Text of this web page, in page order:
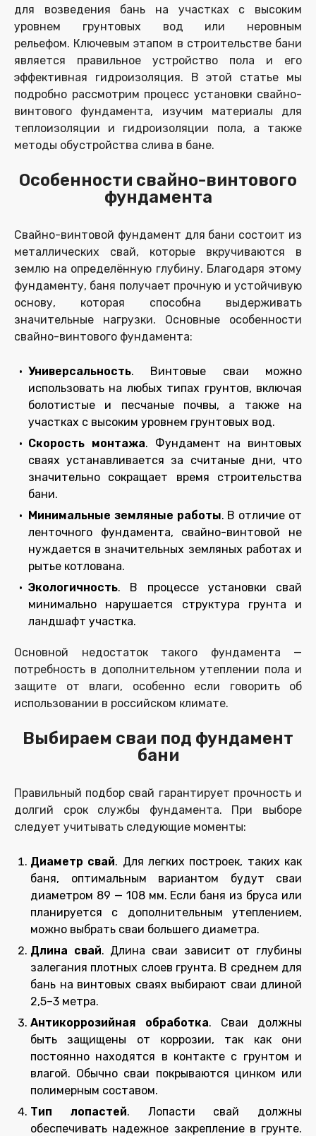
для возведения бань на участках с высоким
уровнем грунтовых вод или неровным
рельефом. Ключевым этапом в строительстве бани
является правильное устройство пола и его
эффективная гидроизоляция. В этой статье мы
подробно рассмотрим процесс установки свайно-
винтового фундамента, изучим материалы для
теплоизоляции и гидроизоляции пола, а также
методы обустройства слива в бане.
Особенности свайно-винтового
фундамента
Свайно-винтовой фундамент для бани состоит из
металлических свай, которые вкручиваются в
землю на определённую глубину. Благодаря этому
фундаменту, баня получает прочную и устойчивую
основу, которая способна выдерживать
значительные нагрузки. Основные особенности
свайно-винтового фундамента:
Универсальность. Винтовые сваи можно
использовать на любых типах грунтов, включая
болотистые и песчаные почвы, а также на
участках с высоким уровнем грунтовых вод.
Скорость монтажа. Фундамент на винтовых
сваях устанавливается за считаные дни, что
значительно сокращает время строительства
бани.
Минимальные земляные работы. В отличие от
ленточного фундамента, свайно-винтовой не
нуждается в значительных земляных работах и
рытье котлована.
Экологичность. В процессе установки свай
минимально нарушается структура грунта и
ландшафт участка.
Основной недостаток такого фундамента —
потребность в дополнительном утеплении пола и
защите от влаги, особенно если говорить об
использовании в российском климате.
Выбираем сваи под фундамент
бани
Правильный подбор свай гарантирует прочность и
долгий срок службы фундамента. При выборе
следует учитывать следующие моменты:
Диаметр свай. Для легких построек, таких как
баня, оптимальным вариантом будут сваи
диаметром 89 — 108 мм. Если баня из бруса или
планируется с дополнительным утеплением,
можно выбрать сваи большего диаметра.
Длина свай. Длина сваи зависит от глубины
залегания плотных слоев грунта. В среднем для
бань на винтовых сваях выбирают сваи длиной
2,5–3 метра.
Антикоррозийная обработка. Сваи должны
быть защищены от коррозии, так как они
постоянно находятся в контакте с грунтом и
влагой. Обычно сваи покрываются цинком или
полимерным составом.
Тип лопастей. Лопасти свай должны
обеспечивать надежное закрепление в грунте.